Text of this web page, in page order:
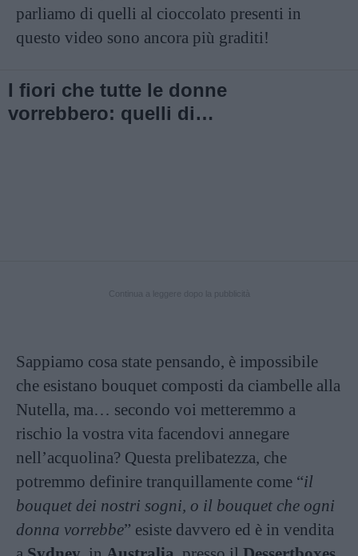
parliamo di quelli al cioccolato presenti in
questo video sono ancora più graditi!
I fiori che tutte le donne
vorrebbero: quelli di
Sappiamo cosa state pensando, è impossibile
che esistano bouquet composti da ciambelle alla
Nutella, ma… secondo voi metteremmo a
rischio la vostra vita facendovi annegare
nell’acquolina? Questa prelibatezza, che
potremmo definire tranquillamente come “il
bouquet dei nostri sogni, o il bouquet che ogni
donna vorrebbe” esiste davvero ed è in vendita